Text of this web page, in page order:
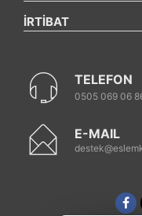
İRTİBAT
TELEFON
0505 069 06
E-MAIL